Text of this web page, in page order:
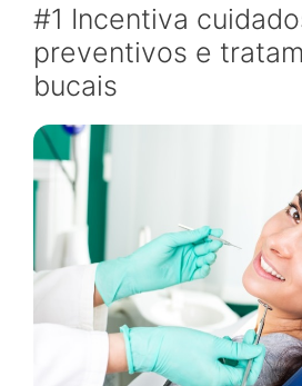
#1 Incentiva
preventivos e
bucais